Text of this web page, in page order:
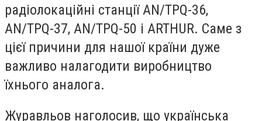
радіолокаційні станції AN/TPQ-36,
AN/TPQ-37, AN/TPQ-50 і ARTHUR. Саме з
цієї причини для нашої країни дуже
важливо налагодити виробництво
їхнього аналога.
Журавльов наголосив, що українська